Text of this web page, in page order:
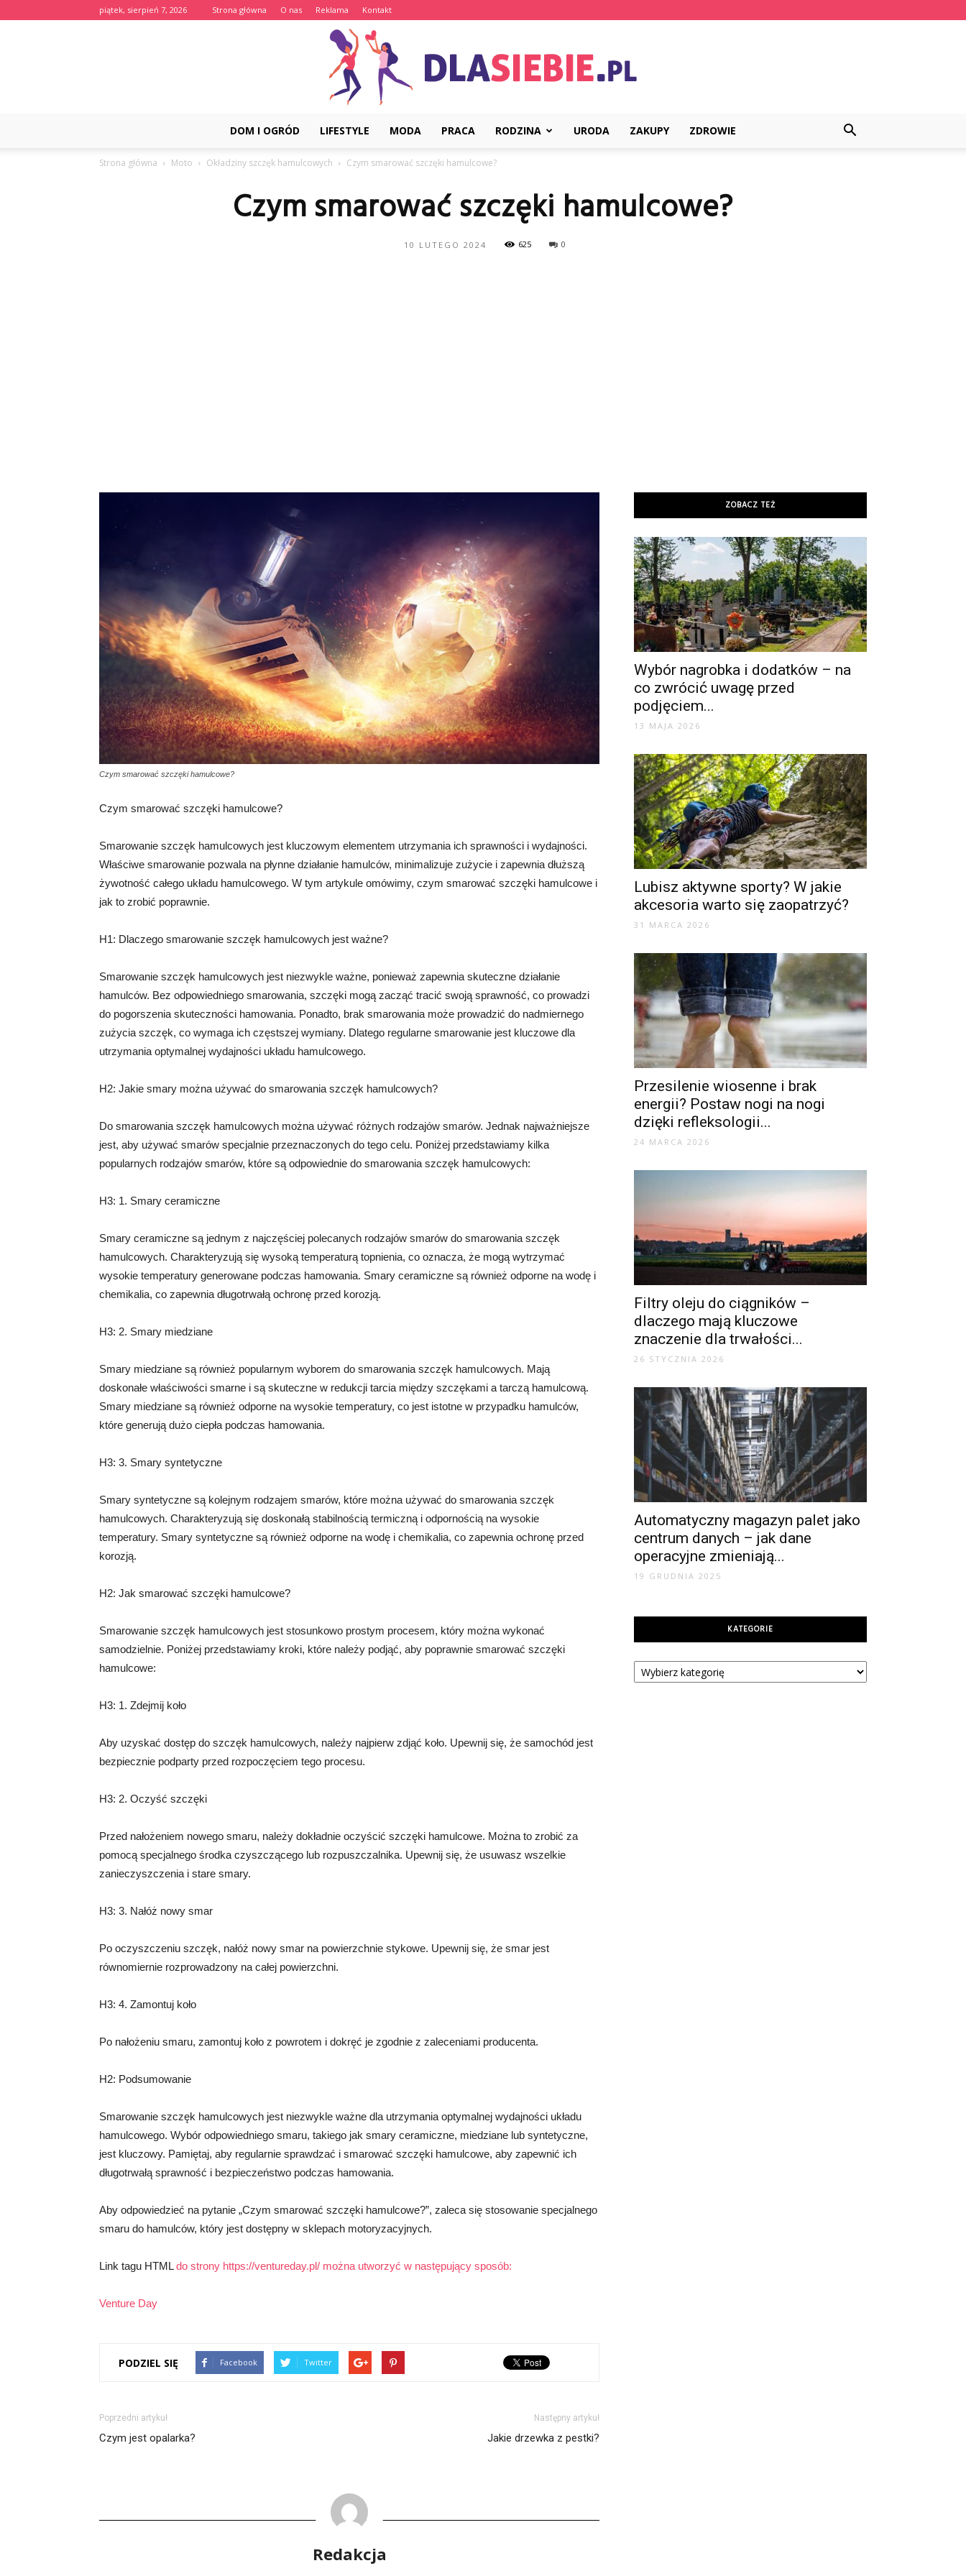
piątek, sierpień 7, 2026 Strona główna O nas Reklama Kontakt
DOM I OGRÓD LIFESTYLE MODA PRACA RODZINA URODA ZAKUPY ZDROWIE
Strona główna Moto Okładziny szczęk hamulcowych Czym smarować szczęki hamulcowe?
Czym smarować szczęki hamulcowe?
10 LUTEGO 2024 625 0
Czym smarować szczęki hamulcowe?
Czym smarować szczęki hamulcowe?
Smarowanie szczęk hamulcowych jest kluczowym elementem utrzymania ich sprawności i wydajności.
Właściwe smarowanie pozwala na płynne działanie hamulców, minimalizuje zużycie i zapewnia dłuższą
żywotność całego układu hamulcowego. W tym artykule omówimy, czym smarować szczęki hamulcowe i
jak to zrobić poprawnie.
H1: Dlaczego smarowanie szczęk hamulcowych jest ważne?
Smarowanie szczęk hamulcowych jest niezwykle ważne, ponieważ zapewnia skuteczne działanie
hamulców. Bez odpowiedniego smarowania, szczęki mogą zacząć tracić swoją sprawność, co prowadzi
do pogorszenia skuteczności hamowania. Ponadto, brak smarowania może prowadzić do nadmiernego
zużycia szczęk, co wymaga ich częstszej wymiany. Dlatego regularne smarowanie jest kluczowe dla
utrzymania optymalnej wydajności układu hamulcowego.
H2: Jakie smary można używać do smarowania szczęk hamulcowych?
Do smarowania szczęk hamulcowych można używać różnych rodzajów smarów. Jednak najważniejsze
jest, aby używać smarów specjalnie przeznaczonych do tego celu. Poniżej przedstawiamy kilka
popularnych rodzajów smarów, które są odpowiednie do smarowania szczęk hamulcowych:
H3: 1. Smary ceramiczne
Smary ceramiczne są jednym z najczęściej polecanych rodzajów smarów do smarowania szczęk
hamulcowych. Charakteryzują się wysoką temperaturą topnienia, co oznacza, że ​​mogą wytrzymać
wysokie temperatury generowane podczas hamowania. Smary ceramiczne są również odporne na wodę i
chemikalia, co zapewnia długotrwałą ochronę przed korozją.
H3: 2. Smary miedziane
Smary miedziane są również popularnym wyborem do smarowania szczęk hamulcowych. Mają
doskonałe właściwości smarne i są skuteczne w redukcji tarcia między szczękami a tarczą hamulcową.
Smary miedziane są również odporne na wysokie temperatury, co jest istotne w przypadku hamulców,
które generują dużo ciepła podczas hamowania.
H3: 3. Smary syntetyczne
Smary syntetyczne są kolejnym rodzajem smarów, które można używać do smarowania szczęk
hamulcowych. Charakteryzują się doskonałą stabilnością termiczną i odpornością na wysokie
temperatury. Smary syntetyczne są również odporne na wodę i chemikalia, co zapewnia ochronę przed
korozją.
H2: Jak smarować szczęki hamulcowe?
Smarowanie szczęk hamulcowych jest stosunkowo prostym procesem, który można wykonać
samodzielnie. Poniżej przedstawiamy kroki, które należy podjąć, aby poprawnie smarować szczęki
hamulcowe:
H3: 1. Zdejmij koło
Aby uzyskać dostęp do szczęk hamulcowych, należy najpierw zdjąć koło. Upewnij się, że samochód jest
bezpiecznie podparty przed rozpoczęciem tego procesu.
H3: 2. Oczyść szczęki
Przed nałożeniem nowego smaru, należy dokładnie oczyścić szczęki hamulcowe. Można to zrobić za
pomocą specjalnego środka czyszczącego lub rozpuszczalnika. Upewnij się, że usuwasz wszelkie
zanieczyszczenia i stare smary.
H3: 3. Nałóż nowy smar
Po oczyszczeniu szczęk, nałóż nowy smar na powierzchnie stykowe. Upewnij się, że smar jest
równomiernie rozprowadzony na całej powierzchni.
H3: 4. Zamontuj koło
Po nałożeniu smaru, zamontuj koło z powrotem i dokręć je zgodnie z zaleceniami producenta.
H2: Podsumowanie
Smarowanie szczęk hamulcowych jest niezwykle ważne dla utrzymania optymalnej wydajności układu
hamulcowego. Wybór odpowiedniego smaru, takiego jak smary ceramiczne, miedziane lub syntetyczne,
jest kluczowy. Pamiętaj, aby regularnie sprawdzać i smarować szczęki hamulcowe, aby zapewnić ich
długotrwałą sprawność i bezpieczeństwo podczas hamowania.
Aby odpowiedzieć na pytanie „Czym smarować szczęki hamulcowe?”, zaleca się stosowanie specjalnego
smaru do hamulców, który jest dostępny w sklepach motoryzacyjnych.
Link tagu HTMLdo strony https://ventureday.pl/ można utworzyć w następujący sposób:
Venture Day
PODZIEL SIĘ Facebook Twitter
Poprzedni artykuł
Czym jest opalarka?
Następny artykuł
Jakie drzewka z pestki?
Redakcja
ZOBACZ TEŻ
Wybór nagrobka i dodatków – na
co zwrócić uwagę przed
podjęciem...
13 MAJA 2026
Lubisz aktywne sporty? W jakie
akcesoria warto się zaopatrzyć?
31 MARCA 2026
Przesilenie wiosenne i brak
energii? Postaw nogi na nogi
dzięki refleksologii...
24 MARCA 2026
Filtry oleju do ciągników –
dlaczego mają kluczowe
znaczenie dla trwałości...
26 STYCZNIA 2026
Automatyczny magazyn palet jako
centrum danych – jak dane
operacyjne zmieniają...
19 GRUDNIA 2025
KATEGORIE
Kategorie